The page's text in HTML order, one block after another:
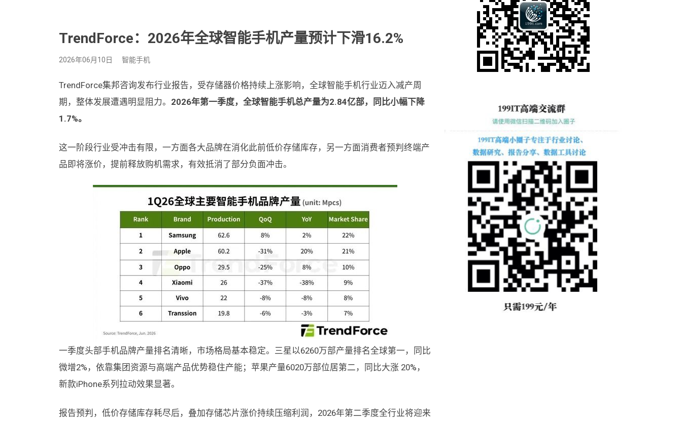
TrendForce：2026年全球智能手机产量预计下滑16.2%
2026年06月10日 智能手机
TrendForce集邦咨询发布行业报告，受存储器价格持续上涨影响，全球智能手机行业迈入减产周
期，整体发展遭遇明显阻力。 2026年第一季度，全球智能手机总产量为2.84亿部，同比小幅下降
1.7%。
这一阶段行业受冲击有限，一方面各大品牌在消化此前低价存储库存，另一方面消费者预判终端产
品即将涨价，提前释放购机需求，有效抵消了部分负面冲击。
一季度头部手机品牌产量排名清晰，市场格局基本稳定。三星以6260万部产量排名全球第一，同比
微增2%，依靠集团资源与高端产品优势稳住产能；苹果产量6020万部位居第二，同比大涨 20%，
新款iPhone系列拉动效果显著。
报告预判，低价存储库存耗尽后，叠加存储芯片涨价持续压缩利润，2026年第二季度全行业将迎来